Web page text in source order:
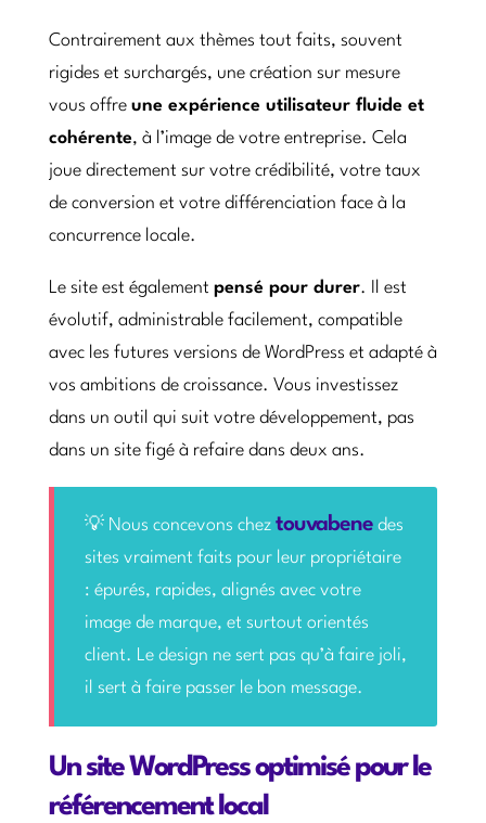
Contrairement aux thèmes tout faits, souvent
rigides et surchargés, une création sur mesure
vous offre une expérience utilisateur fluide et
cohérente, à l’image de votre entreprise. Cela
joue directement sur votre crédibilité, votre taux
de conversion et votre différenciation face à la
concurrence locale.
Le site est également pensé pour durer. Il est
évolutif, administrable facilement, compatible
avec les futures versions de WordPress et adapté à
vos ambitions de croissance. Vous investissez
dans un outil qui suit votre développement, pas
dans un site figé à refaire dans deux ans.
💡 Nous concevons chez touvabene des
sites vraiment faits pour leur propriétaire
: épurés, rapides, alignés avec votre
image de marque, et surtout orientés
client. Le design ne sert pas qu’à faire joli,
il sert à faire passer le bon message.
Un site WordPress optimisé pour le
référencement local